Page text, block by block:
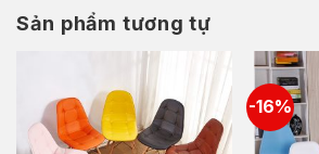
Sản phẩm tương tự
-16%